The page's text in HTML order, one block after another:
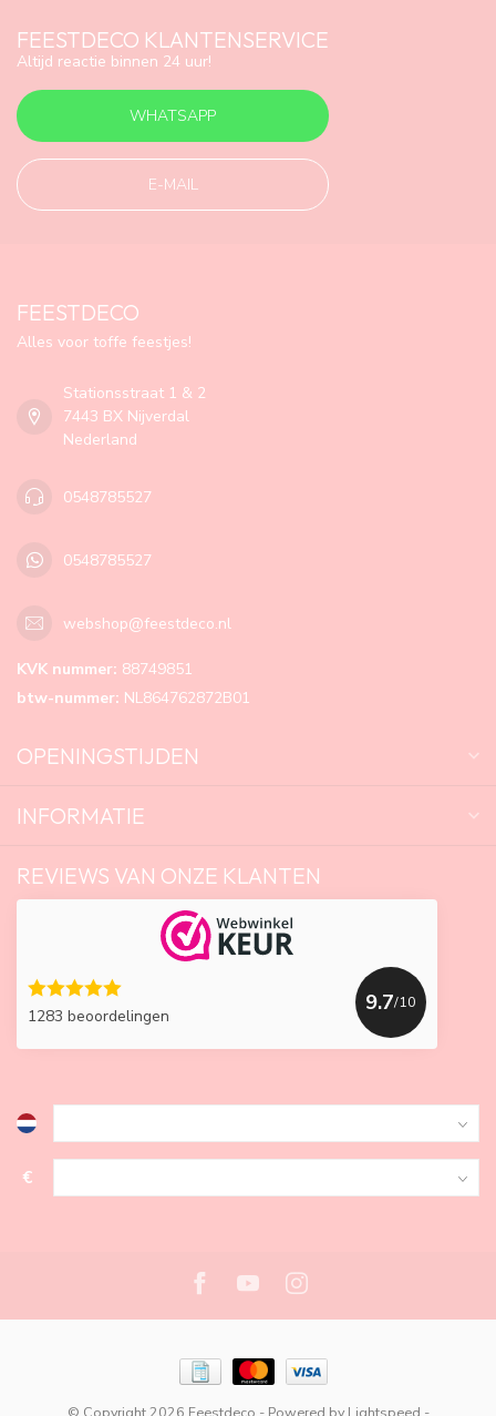
FEESTDECO KLANTENSERVICE
Altijd reactie binnen 24 uur!
WHATSAPP
E-MAIL
FEESTDECO
Alles voor toffe feestjes!
Stationsstraat 1 & 2
7443 BX Nijverdal
Nederland
0548785527
0548785527
webshop@feestdeco.nl
KVK nummer: 88749851
btw-nummer: NL864762872B01
OPENINGSTIJDEN
INFORMATIE
REVIEWS VAN ONZE KLANTEN
1283 beoordelingen
9.7/10
€
© Copyright 2026 Feestdeco - Powered by Lightspeed -